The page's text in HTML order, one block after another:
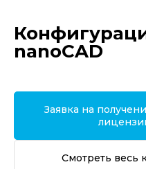
nanoCAD
Заявка на
Смотреть весь